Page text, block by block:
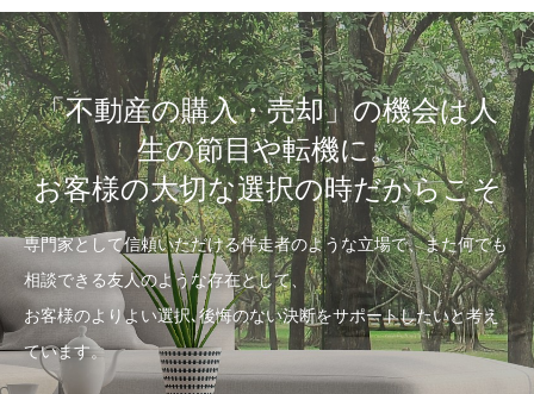
「不動産の購入・売却」の機会は人
生の節目や転機に。
お客様の大切な選択の時だからこそ
専門家として信頼いただける伴走者のような立場で、また何でも
相談できる友人のような存在として、
お客様のよりよい選択､後悔のない決断をサポートしたいと考え
ています。